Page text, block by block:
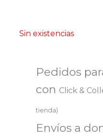
Sin existencias
Pedidos
con Click &
tienda)
Envíos a